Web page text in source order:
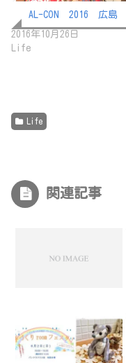
AL-CON 2016 広島
2016年10月26日
Life
Life
関連記事